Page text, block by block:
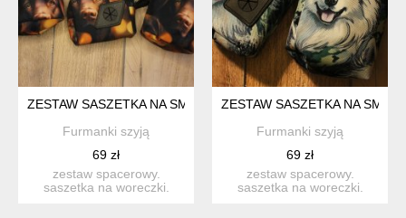
ZESTAW SASZETKA NA SMACZKI I WORECZKI # LABRADOR
Furmanki szyją
69 zł
zestaw spacerowy.
saszetka na woreczki.
ZESTAW SASZETKA NA
Furmanki szyją
69 zł
zestaw spacerowy.
saszetka na woreczki.